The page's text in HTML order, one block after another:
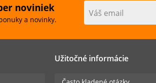
noviniek
a novinky.
Váš email
Užitočné informácie